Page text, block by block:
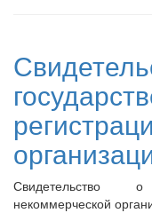
Свидетельство о
некоммерческой